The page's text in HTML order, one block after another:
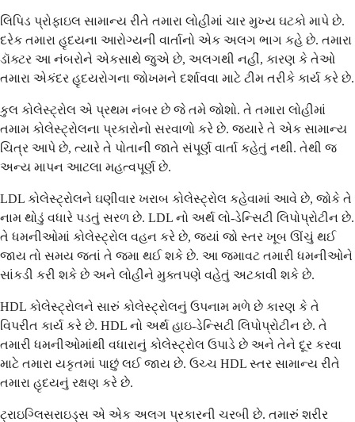
લિપિડ પ્રોફાઇલ સામાન્ય રીતે તમારા લોહીમાં ચાર મુખ્ય ઘટકો માપે છે.
દરેક તમારા હૃદયના આરોગ્યની વાર્તાનો એક અલગ ભાગ કહે છે. તમારા
ડૉક્ટર આ નંબરોને એકસાથે જુએ છે, અલગથી નહીં, કારણ કે તેઓ
તમારા એકંદર હૃદયરોગના જોખમને દર્શાવવા માટે ટીમ તરીકે કાર્ય કરે છે.
કુલ કોલેસ્ટ્રોલ એ પ્રથમ નંબર છે જે તમે જોશો. તે તમારા લોહીમાં
તમામ કોલેસ્ટ્રોલના પ્રકારોનો સરવાળો કરે છે. જ્યારે તે એક સામાન્ય
ચિત્ર આપે છે, ત્યારે તે પોતાની જાતે સંપૂર્ણ વાર્તા કહેતું નથી. તેથી જ
અન્ય માપન આટલા મહત્વપૂર્ણ છે.
LDL કોલેસ્ટ્રોલને ઘણીવાર ખરાબ કોલેસ્ટ્રોલ કહેવામાં આવે છે, જોકે તે
નામ થોડું વધારે પડતું સરળ છે. LDL નો અર્થ લો-ડેન્સિટી લિપોપ્રોટીન છે.
તે ધમનીઓમાં કોલેસ્ટ્રોલ વહન કરે છે, જ્યાં જો સ્તર ખૂબ ઊંચું થઈ
જાય તો સમય જતાં તે જમા થઈ શકે છે. આ જમાવટ તમારી ધમનીઓને
સાંકડી કરી શકે છે અને લોહીને મુક્તપણે વહેતું અટકાવી શકે છે.
HDL કોલેસ્ટ્રોલને સારું કોલેસ્ટ્રોલનું ઉપનામ મળે છે કારણ કે તે
વિપરીત કાર્ય કરે છે. HDL નો અર્થ હાઇ-ડેન્સિટી લિપોપ્રોટીન છે. તે
તમારી ધમનીઓમાંથી વધારાનું કોલેસ્ટ્રોલ ઉપાડે છે અને તેને દૂર કરવા
માટે તમારા યકૃતમાં પાછું લઈ જાય છે. ઉચ્ચ HDL સ્તર સામાન્ય રીતે
તમારા હૃદયનું રક્ષણ કરે છે.
ટ્રાઇગ્લિસરાઇડ્સ એ એક અલગ પ્રકારની ચરબી છે. તમારું શરીર